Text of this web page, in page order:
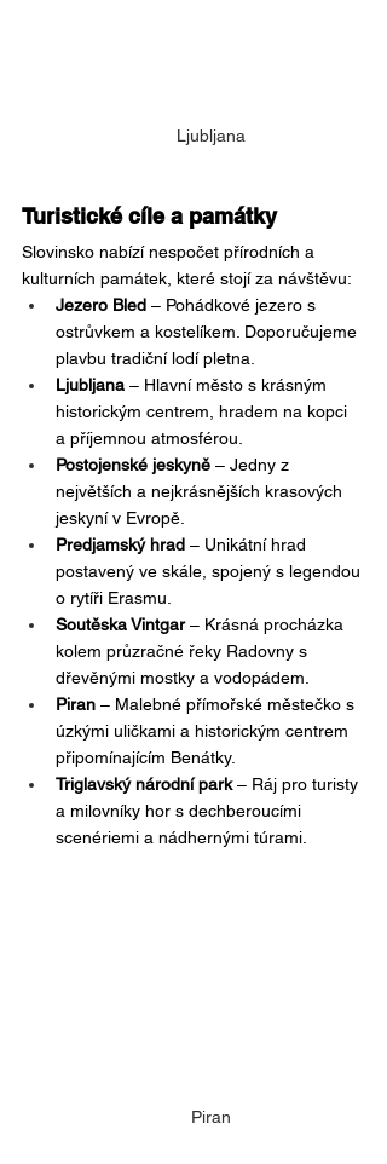
Ljubljana
Turistické cíle a památky
Slovinsko nabízí nespočet přírodních a
kulturních památek, které stojí za návštěvu:
Jezero Bled – Pohádkové jezero s
ostrůvkem a kostelíkem. Doporučujeme
plavbu tradiční lodí pletna.
Ljubljana – Hlavní město s krásným
historickým centrem, hradem na kopci
a příjemnou atmosférou.
Postojenské jeskyně – Jedny z
největších a nejkrásnějších krasových
jeskyní v Evropě.
Predjamský hrad – Unikátní hrad
postavený ve skále, spojený s legendou
o rytíři Erasmu.
Soutěska Vintgar – Krásná procházka
kolem průzračné řeky Radovny s
dřevěnými mostky a vodopádem.
Piran – Malebné přímořské městečko s
úzkými uličkami a historickým centrem
připomínajícím Benátky.
Triglavský národní park – Ráj pro turisty
a milovníky hor s dechberoucími
scenériemi a nádhernými túrami.
Piran